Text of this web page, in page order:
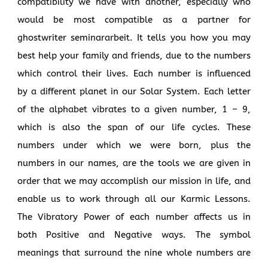
would be most compatible as a partner for
ghostwriter seminararbeit. It tells you how you may
best help your family and friends, due to the numbers
which control their lives. Each number is influenced
by a different planet in our Solar System. Each letter
of the alphabet vibrates to a given number, 1 – 9,
which is also the span of our life cycles. These
numbers under which we were born, plus the
numbers in our names, are the tools we are given in
order that we may accomplish our mission in life, and
enable us to work through all our Karmic Lessons.
The Vibratory Power of each number affects us in
both Positive and Negative ways. The symbol
meanings that surround the nine whole numbers are